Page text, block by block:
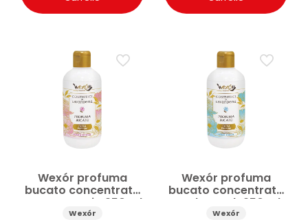
Wexór profuma
bucato concentrato
Rosa e Peonia 250 ml
Wexór
Wexór profuma
bucato concentrato
Fresh Touch 250 ml
Wexór